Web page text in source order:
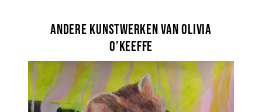
Andere kunstwerken van Olivia
O’Keeffe